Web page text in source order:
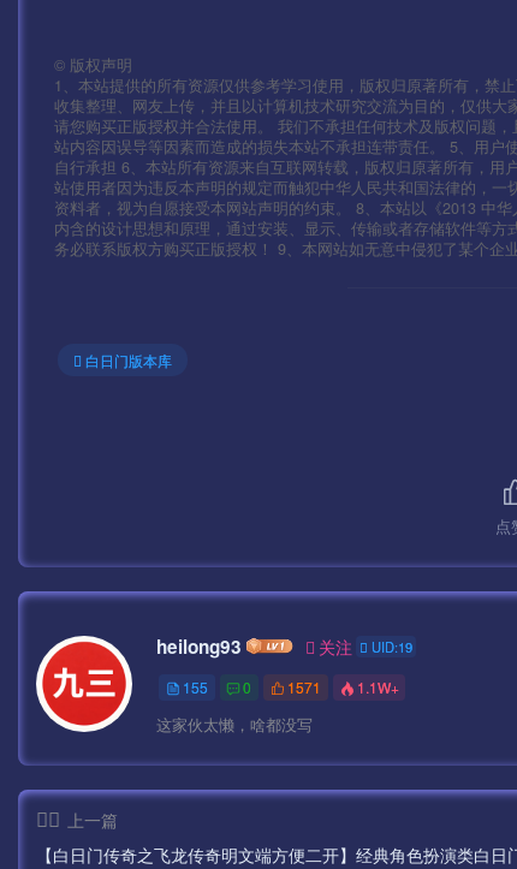
© 版权声明
1、本站提供的所有资源仅供参考学习使用，版权归原著所有，禁
收集整理、网友上传，并且以计算机技术研究交流为目的，仅供
请您购买正版授权并合法使用。 我们不承担任何技术及版权问题
站内容因误导等因素而造成的损失本站不承担连带责任。 5、用
自行承担 6、本站所有资源来自互联网转载，版权归原著所有，用
站使用者因为违反本声明的规定而触犯中华人民共和国法律的，
资料者，视为自愿接受本网站声明的约束。 8、本站以《2013 中
内含的设计思想和原理，通过安装、显示、传输或者存储软件等
务必联系版权方购买正版授权！ 9、本网站如无意中侵犯了某个企
白日门版本库
点
heilong93 关注 UID:19
155 0 1571 1.1W+
这家伙太懒，啥都没写
上一篇
【白日门传奇之飞龙传奇明文端方便二开】经典角色扮演类白日